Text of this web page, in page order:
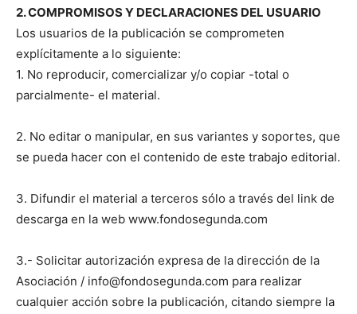
2. COMPROMISOS Y DECLARACIONES DEL USUARIO
Los usuarios de la publicación se comprometen
explícitamente a lo siguiente:
1. No reproducir, comercializar y/o copiar -total o
parcialmente- el material.
2. No editar o manipular, en sus variantes y soportes, que
se pueda hacer con el contenido de este trabajo editorial.
3. Difundir el material a terceros sólo a través del link de
descarga en la web www.fondosegunda.com
3.- Solicitar autorización expresa de la dirección de la
Asociación / info@fondosegunda.com para realizar
cualquier acción sobre la publicación, citando siempre la